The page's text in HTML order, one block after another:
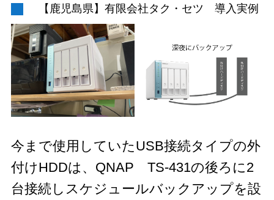
【鹿児島県】有限会社タク・セツ 導入実例
今まで使用していたUSB接続タイプの外
付けHDDは、QNAP TS-431の後ろに2
台接続しスケジュールバックアップを設